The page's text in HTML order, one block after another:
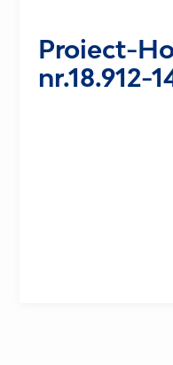
Proiect-
nr.18.912-